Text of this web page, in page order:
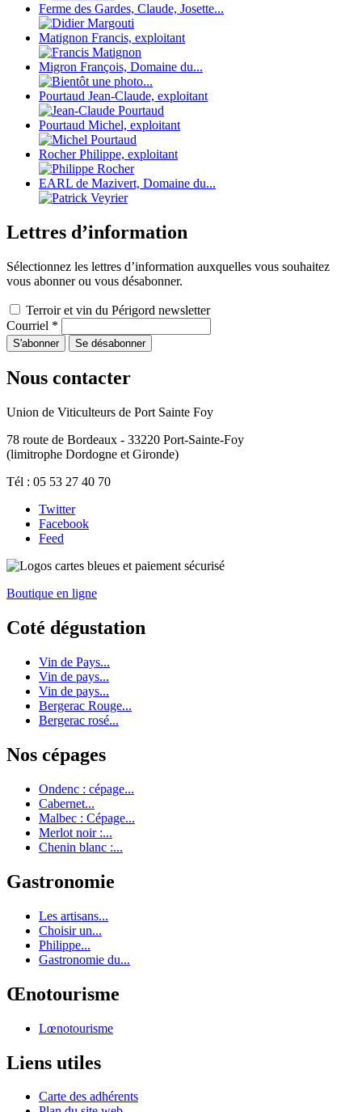
Ferme des Gardes, Claude, Josette...
Matignon Francis, exploitant
Migron François, Domaine du...
Pourtaud Jean-Claude, exploitant
Pourtaud Michel, exploitant
Rocher Philippe, exploitant
EARL de Mazivert, Domaine du...
Lettres d’information
Sélectionnez les lettres d’information auxquelles vous souhaitez
vous abonner ou vous désabonner.
Terroir et vin du Périgord newsletter
Courriel *
Nous contacter
Union de Viticulteurs de Port Sainte Foy
78 route de Bordeaux - 33220 Port-Sainte-Foy
(limitrophe Dordogne et Gironde)
Tél : 05 53 27 40 70
Twitter
Facebook
Feed
Boutique en ligne
Coté dégustation
Vin de Pays...
Vin de pays...
Vin de pays...
Bergerac Rouge...
Bergerac rosé...
Nos cépages
Ondenc : cépage...
Cabernet...
Malbec : Cépage...
Merlot noir :...
Chenin blanc :...
Gastronomie
Les artisans...
Choisir un...
Philippe...
Gastronomie du...
Œnotourisme
Lœnotourisme
Liens utiles
Carte des adhérents